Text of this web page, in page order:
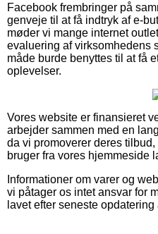
Facebook frembringer på
genveje til at få indtryk af e-
møder vi mange internet
evaluering af virksomhedens
måde burde benyttes til at få
oplevelser.
Vores website er finansieret
arbejder sammen med en
da vi promoverer deres
bruger fra vores hjemmeside
Informationer om varer og
vi påtager os intet ansvar for
lavet efter seneste